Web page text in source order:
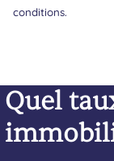
conditions.
Quel